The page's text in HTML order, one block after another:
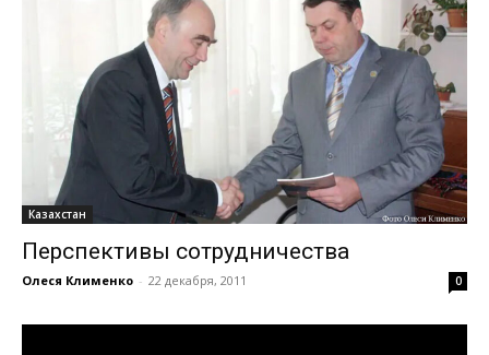
Казахстан
Перспективы сотрудничества
Олеся Клименко - 22 декабря, 2011 0